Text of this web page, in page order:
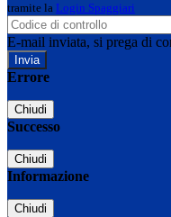
tramite la Login Spaggiari
E-mail inviata, si prega di
Errore
Chiudi
Successo
Chiudi
Informazione
Chiudi